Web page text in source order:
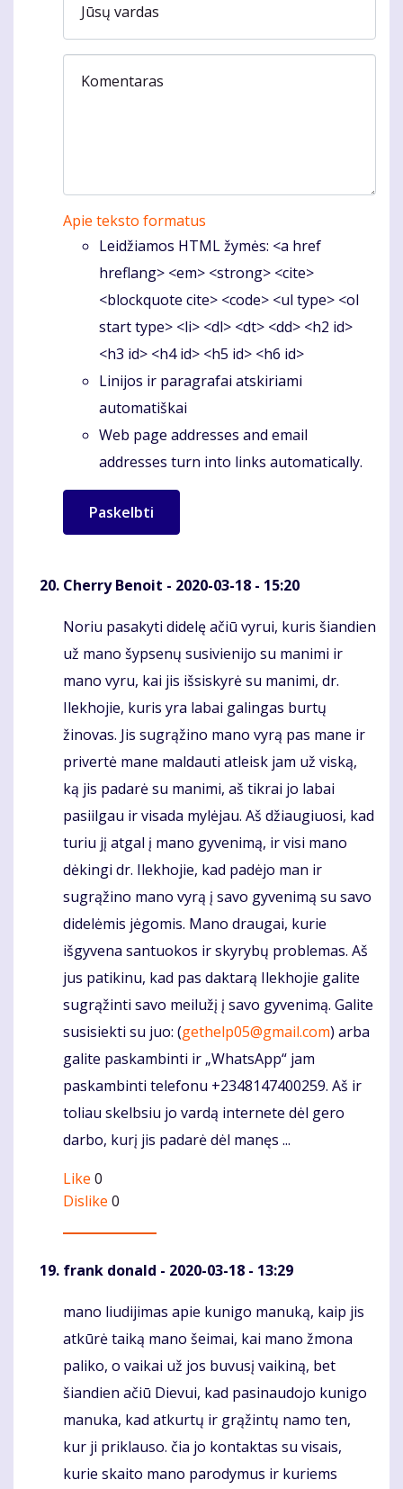
Jūsų vardas
Komentaras
Apie teksto formatus
Leidžiamos HTML žymės: <a href
hreflang> <em> <strong> <cite>
<blockquote cite> <code> <ul type> <ol
start type> <li> <dl> <dt> <dd> <h2 id>
<h3 id> <h4 id> <h5 id> <h6 id>
Linijos ir paragrafai atskiriami
automatiškai
Web page addresses and email
addresses turn into links automatically.
Cherry Benoit - 2020-03-18 - 15:20
Komentaras
Noriu pasakyti didelę ačiū vyrui, kuris šiandien
už mano šypsenų susivienijo su manimi ir
mano vyru, kai jis išsiskyrė su manimi, dr.
Ilekhojie, kuris yra labai galingas burtų
žinovas. Jis sugrąžino mano vyrą pas mane ir
privertė mane maldauti atleisk jam už viską,
ką jis padarė su manimi, aš tikrai jo labai
pasiilgau ir visada mylėjau. Aš džiaugiuosi, kad
turiu jį atgal į mano gyvenimą, ir visi mano
dėkingi dr. Ilekhojie, kad padėjo man ir
sugrąžino mano vyrą į savo gyvenimą su savo
didelėmis jėgomis. Mano draugai, kurie
išgyvena santuokos ir skyrybų problemas. Aš
jus patikinu, kad pas daktarą Ilekhojie galite
sugrąžinti savo meilužį į savo gyvenimą. Galite
susisiekti su juo: (gethelp05@gmail.com) arba
galite paskambinti ir „WhatsApp“ jam
paskambinti telefonu +2348147400259. Aš ir
toliau skelbsiu jo vardą internete dėl gero
darbo, kurį jis padarė dėl manęs ...
Like 0
Dislike 0
frank donald - 2020-03-18 - 13:29
Komentaras
mano liudijimas apie kunigo manuką, kaip jis
atkūrė taiką mano šeimai, kai mano žmona
paliko, o vaikai už jos buvusį vaikiną, bet
šiandien ačiū Dievui, kad pasinaudojo kunigo
manuka, kad atkurtų ir grąžintų namo ten,
kur ji priklauso. čia jo kontaktas su visais,
kurie skaito mano parodymus ir kuriems